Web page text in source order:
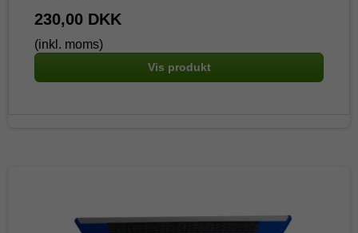
230,00 DKK
(inkl. moms)
Vis produkt